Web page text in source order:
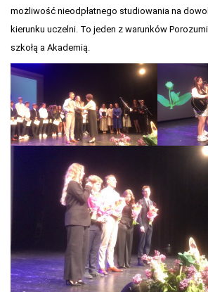
możliwość nieodpłatnego studiowania na
kierunku uczelni. To jeden z warunków
szkołą a Akademią.